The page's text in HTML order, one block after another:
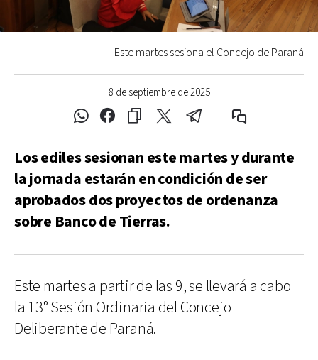
8 de septiembre de 2025
Este martes sesiona el Concejo de Paraná
Los ediles sesionan este martes y durante
la jornada estarán en condición de ser
aprobados dos proyectos de ordenanza
sobre Banco de Tierras.
Este martes a partir de las 9, se llevará a cabo
la 13° Sesión Ordinaria del Concejo
Deliberante de Paraná.